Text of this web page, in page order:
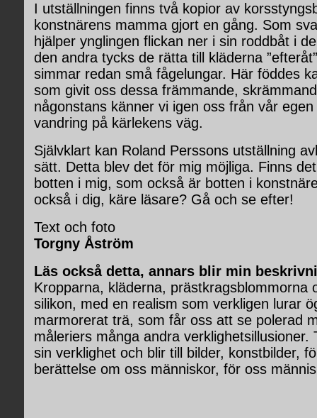
I utställningen finns två kopior av
konstnärens mamma gjort en gång. Som
hjälper ynglingen flickan ner i sin roddbåt i
den andra tycks de rätta till kläderna
simmar redan små fågelungar. Här föddes
som givit oss dessa främmande,
någonstans känner vi igen oss från vår
vandring på kärlekens väg.
Självklart kan Roland Perssons utställning
sätt. Detta blev det för mig möjliga. Finns
botten i mig, som också är botten i
också i dig, käre läsare? Gå och se efter!
Text och foto
Torgny Åström
Läs också detta, annars blir min
Kropparna, kläderna, prästkragsblommorna
silikon, med en realism som verkligen lurar
marmorerat trä, som får oss att se polerad
måleriers många andra verklighetsillusioner.
sin verklighet och blir till bilder, konstbilder,
berättelse om oss människor, för oss